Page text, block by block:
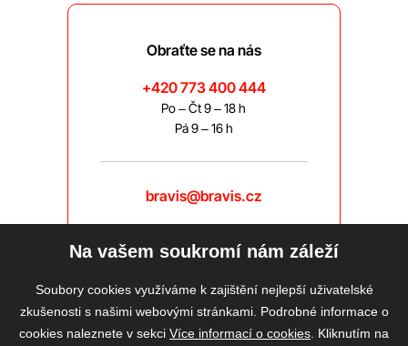
Obraťte se na nás
+420 773 400 444
Po – Čt 9 – 18 h
Pá 9 – 16 h
bravis@bravis.cz
Na vašem soukromí nám záleží
Soubory cookies využíváme k zajištění nejlepší uživatelské
zkušenosti s našimi webovými stránkami. Podrobné informace o
cookies naleznete v sekci Více informací o cookies . Kliknutím na